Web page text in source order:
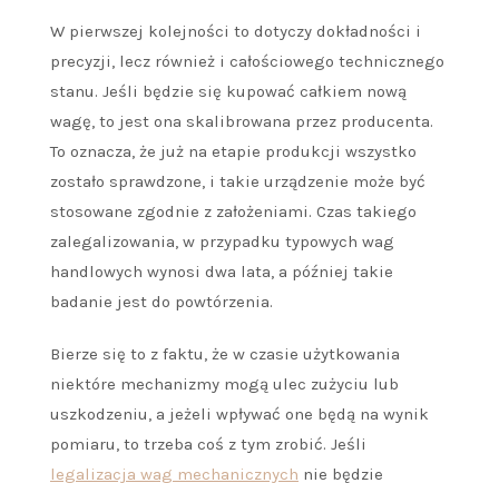
W pierwszej kolejności to dotyczy dokładności i
precyzji, lecz również i całościowego technicznego
stanu. Jeśli będzie się kupować całkiem nową
wagę, to jest ona skalibrowana przez producenta.
To oznacza, że już na etapie produkcji wszystko
zostało sprawdzone, i takie urządzenie może być
stosowane zgodnie z założeniami. Czas takiego
zalegalizowania, w przypadku typowych wag
handlowych wynosi dwa lata, a później takie
badanie jest do powtórzenia.
Bierze się to z faktu, że w czasie użytkowania
niektóre mechanizmy mogą ulec zużyciu lub
uszkodzeniu, a jeżeli wpływać one będą na wynik
pomiaru, to trzeba coś z tym zrobić. Jeśli
legalizacja wag mechanicznych nie będzie